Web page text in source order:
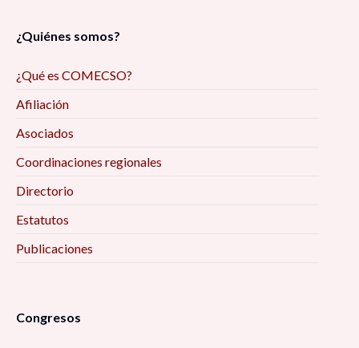
¿Quiénes somos?
¿Qué es COMECSO?
Afiliación
Asociados
Coordinaciones regionales
Directorio
Estatutos
Publicaciones
Congresos